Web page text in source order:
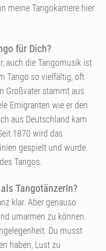
meine Tangokarriere hier
für Dich?
auch die Tangomusik ist
Tango so vielfältig, oft
Großvater stammt aus
Emigranten wie er den
aus Deutschland kam
1870 wird das
gespielt und wurde
Tangos.
TangotänzerIn?
klar. Aber genauso
umarmen zu können.
Du musst
haben, Lust zu